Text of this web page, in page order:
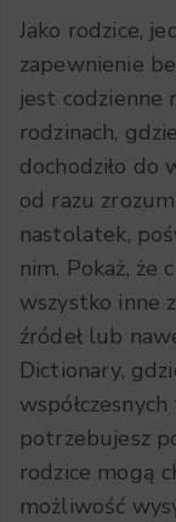
Jako rodzice,
zapewnienie
jest codzienne
rodzinach,
dochodziło do
od razu
nastolatek,
nim. Pokaż, że
wszystko inne
źródeł lub
Dictionary,
potrzebujesz
rodzice mogą
możliwość